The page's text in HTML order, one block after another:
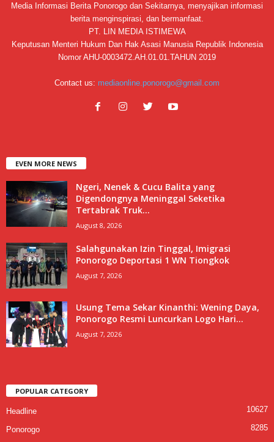
Media Informasi Berita Ponorogo dan Sekitarnya, menyajikan informasi
berita menginspirasi, dan bermanfaat.
PT. LIN MEDIA ISTIMEWA
Keputusan Menteri Hukum Dan Hak Asasi Manusia Republik Indonesia
Nomor AHU-0003472.AH.01.01.TAHUN 2019
Contact us: mediaonline.ponorogo@gmail.com
EVEN MORE NEWS
Ngeri, Nenek & Cucu Balita yang
Digendongnya Meninggal Seketika
Tertabrak Truk...
August 8, 2026
Salahgunakan Izin Tinggal, Imigrasi
Ponorogo Deportasi 1 WN Tiongkok
August 7, 2026
Usung Tema Sekar Kinanthi: Wening Daya,
Ponorogo Resmi Luncurkan Logo Hari...
August 7, 2026
POPULAR CATEGORY
Headline 10627
Ponorogo
8285